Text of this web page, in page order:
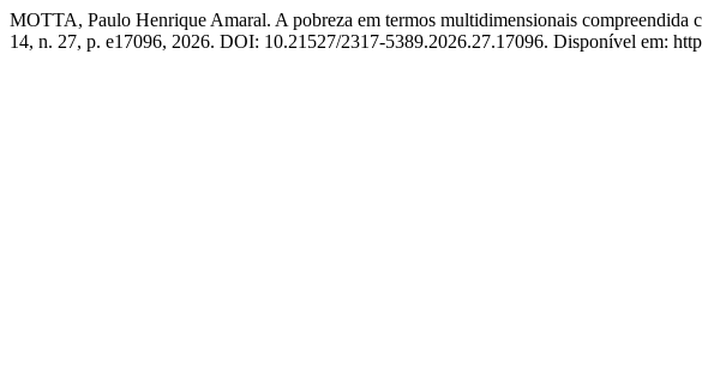
MOTTA, Paulo Henrique Amaral. A pobreza em termos multidimensionais compreendida
14, n. 27, p. e17096, 2026. DOI: 10.21527/2317-5389.2026.27.17096. Disponível em: